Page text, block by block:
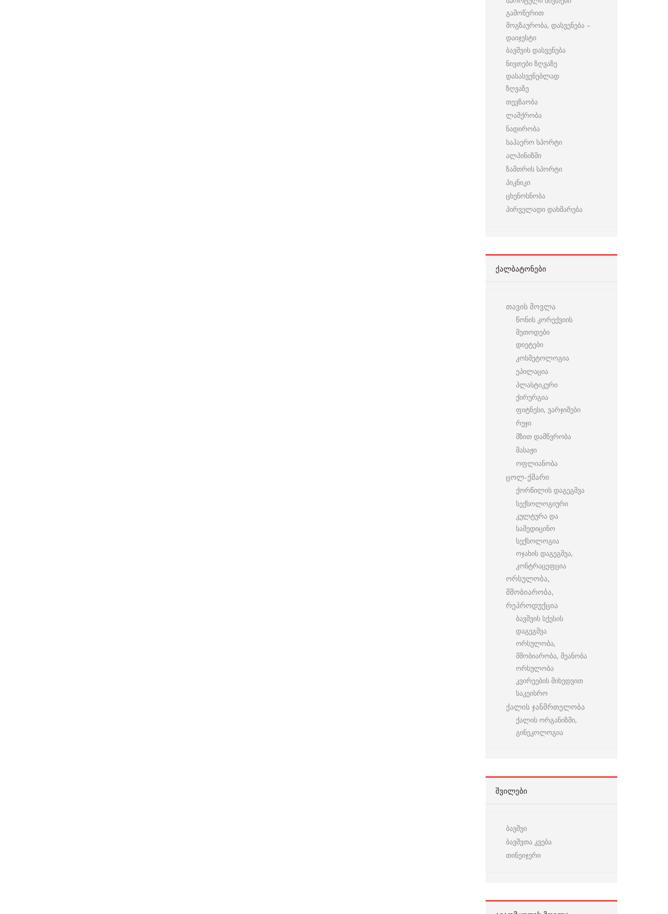
გამოწერით
მოგზაურობა, დასვენება –
დაიჯესტი
ბავშვის დასვენება
ნივთები ზღვაზე
დასასვენებლად
ზღვაზე
თევზაობა
ლაშქრობა
ნადირობა
საჰაერო სპორტი
ალპინიზმი
ზამთრის სპორტი
პიკნიკი
ცხენოსნობა
პირველადი დახმარება
ᲥᲐᲚᲑᲐᲢᲝᲜᲔᲑᲘ
თავის მოვლა
წონის კორექვიის
მეთოდები
დიეტები
კოსმეტოლოგია
ეპილაცია
პლასტიკური
ქირურგია
ფიტნესი, ვარჯიშები
რუჯი
მზით დამწვრობა
მასაჟი
ოფლიანობა
ცოლ-ქმარი
ქორწილის დაგეგმვა
სექსოლოგიური
კულტურა და
სამედიცინო
სექსოლოგია
ოჯახის დაგეგმვა,
კონტრაცეფცია
ორსულობა,
მშობიარობა,
რეპროდუქცია
ბავშვის სქესის
დაგეგმვა
ორსულობა,
მშობიარობა, მეანობა
ორსულობა
კვირეების მიხედვით
საკეისრო
ქალის ჯანმრთელობა
ქალის ორგანიზმი,
გინეკოლოგია
ᲨᲕᲘᲚᲔᲑᲘ
ბავშვი
ბავშვთა კვება
თინეიჯერი